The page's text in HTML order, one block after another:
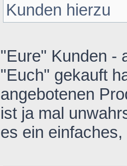
Kunden hierzu
"Eure" Kunden -
"Euch" gekauft
angebotenen
ist ja mal
es ein